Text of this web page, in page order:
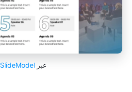
عبر SlideModel